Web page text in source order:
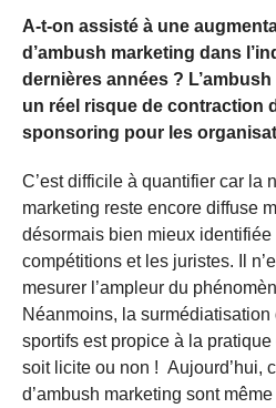
A-t-on assisté à une
d’ambush marketing dans
dernières années ?
un réel risque de contraction
sponsoring pour les
C’est difficile à quantifier car la
marketing reste encore diffuse
désormais bien mieux
compétitions et les juristes. Il
mesurer l’ampleur du
Néanmoins, la
sportifs est propice à la
soit licite ou non ! Aujourd’hui,
d’ambush marketing sont